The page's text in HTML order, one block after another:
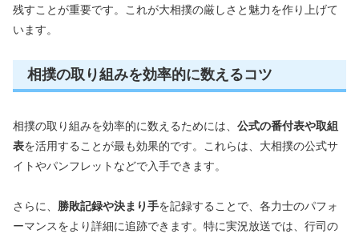
残すことが重要です。これが大相撲の厳しさと魅力を作り上げて
います。
相撲の取り組みを効率的に数えるコツ
相撲の取り組みを効率的に数えるためには、 公式の番付表や取組
表を活用することが最も効果的です。これらは、大相撲の公式サ
イトやパンフレットなどで入手できます。
さらに、 勝敗記録や決まり手を記録することで、各力士のパフォ
ーマンスをより詳細に追跡できます。特に実況放送では、行司の